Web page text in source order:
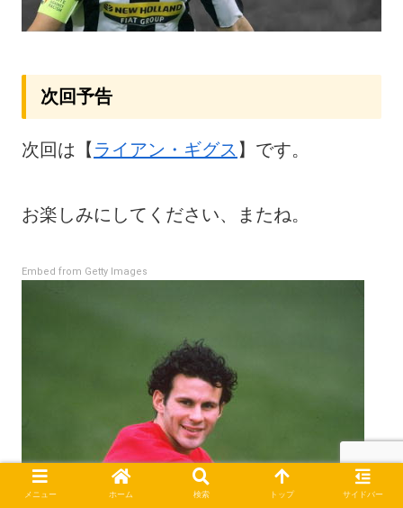
次回予告
次回は【 ライアン・ギグス 】です。
お楽しみにしてください、またね。
Embed from Getty Images
メニュー ホーム 検索 トップ サイドバー